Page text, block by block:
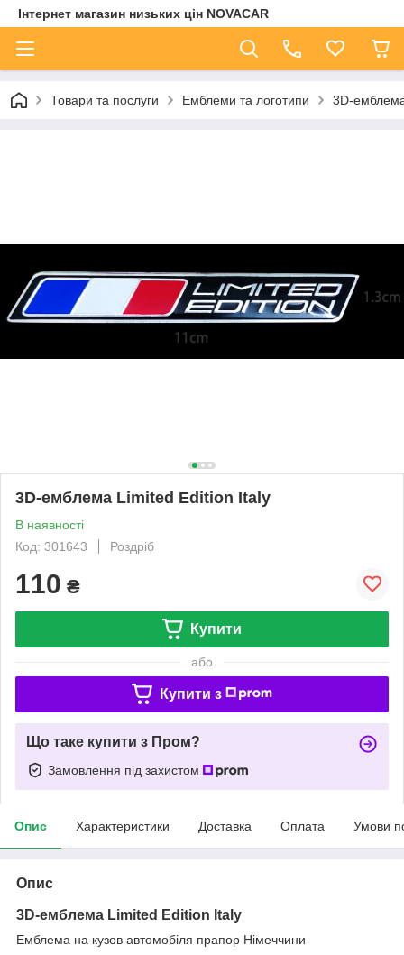
Інтернет магазин низьких цін NOVACAR
Товари та послуги Емблеми та логотипи 3D-
3D-емблема Limited Edition Italy
В наявності
Код: 301643
Роздріб
110 ₴
Купити
або
Купити з
Що таке купити з Пром?
Замовлення під захистом
Опис Характеристики Доставка Оплата Умови
Опис
3D-емблема Limited Edition Italy
Емблема на кузов автомобіля прапор Німеччини